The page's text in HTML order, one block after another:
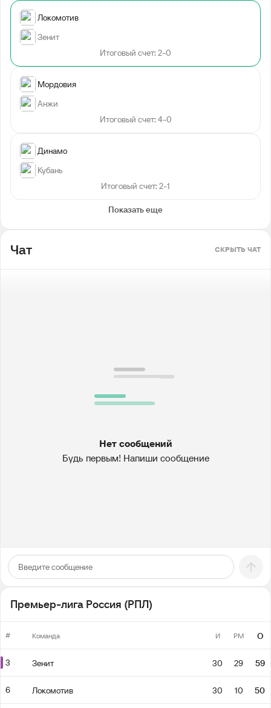
Локомотив
Зенит
Итоговый счет: 2-0
Мордовия
Анжи
Итоговый счет: 4-0
Динамо
Кубань
Итоговый счет: 2-1
Показать еще
Чат СКРЫТЬ ЧАТ
Нет сообщений
Будь первым! Напиши сообщение
Премьер-лига Россия (РПЛ)
# Команда И РМ О
3 Зенит 30 29 59
6 Локомотив 30 10 50